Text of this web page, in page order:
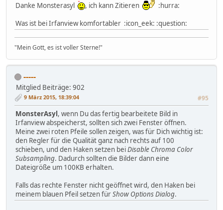
Danke Monsterasyl , ich kann Zitieren
:hurra:
Was ist bei Irfanview komfortabler :icon_eek: :question:
"Mein Gott, es ist voller Sterne!"
-----
Mitglied Beiträge: 902
9 März 2015, 18:39:04 #95
MonsterAsyl, wenn Du das fertig bearbeitete Bild in
Irfanview abspeicherst, sollten sich zwei Fenster öffnen.
Meine zwei roten Pfeile sollen zeigen, was für Dich wichtig ist:
den Regler für die Qualität ganz nach rechts auf 100
schieben, und den Haken setzen beiDisable Chroma Color
Subsampling. Dadurch sollten die Bilder dann eine
Dateigröße um 100KB erhalten.
Falls das rechte Fenster nicht geöffnet wird, den Haken bei
meinem blauen Pfeil setzen fürShow Options Dialog.